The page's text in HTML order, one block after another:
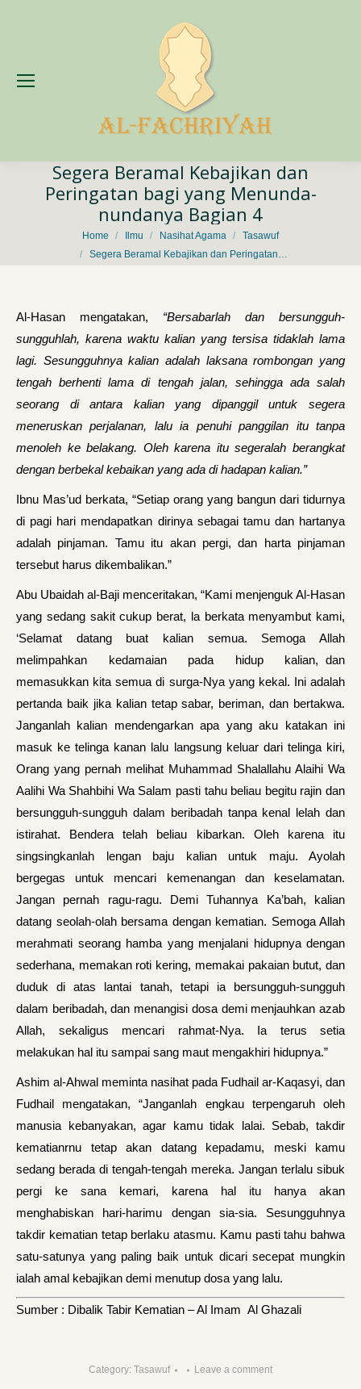
Segera Beramal Kebajikan dan
Peringatan bagi yang Menunda-
nundanya Bagian 4
You are here:Home Ilmu Nasihat Agama
Tasawuf
Segera Beramal Kebajikan dan Peringatan…
Al-Hasan mengatakan, “Bersabarlah dan bersungguh-
sungguhlah, karena waktu kalian yang tersisa tidaklah lama
lagi. Sesungguhnya kalian adalah laksana rombongan yang
tengah berhenti lama di tengah jalan, sehingga ada salah
seorang di antara kalian yang dipanggil untuk segera
meneruskan perjalanan, lalu ia penuhi panggilan itu tanpa
menoleh ke belakang. Oleh karena itu segeralah berangkat
dengan berbekal kebaikan yang ada di hadapan kalian.”
Ibnu Mas’ud berkata, “Setiap orang yang bangun dari tidurnya
di pagi hari mendapatkan dirinya sebagai tamu dan hartanya
adalah pinjaman. Tamu itu akan pergi, dan harta pinjaman
tersebut harus dikembalikan.”
Abu Ubaidah al-Baji menceritakan, “Kami menjenguk Al-Hasan
yang sedang sakit cukup berat, la berkata menyambut kami,
‘Selamat datang buat kalian semua. Semoga Allah
melimpahkan kedamaian pada hidup kalian, dan
memasukkan kita semua di surga-Nya yang kekal. Ini adalah
pertanda baik jika kalian tetap sabar, beriman, dan bertakwa.
Janganlah kalian mendengarkan apa yang aku katakan ini
masuk ke telinga kanan lalu langsung keluar dari telinga kiri,
Orang yang pernah melihat Muhammad Shalallahu Alaihi Wa
Aalihi Wa Shahbihi Wa Salam pasti tahu beliau begitu rajin dan
bersungguh-sungguh dalam beribadah tanpa kenal lelah dan
istirahat. Bendera telah beliau kibarkan. Oleh karena itu
singsingkanlah lengan baju kalian untuk maju. Ayolah
bergegas untuk mencari kemenangan dan keselamatan.
Jangan pernah ragu-ragu. Demi Tuhannya Ka’bah, kalian
datang seolah-olah bersama dengan kematian. Semoga Allah
merahmati seorang hamba yang menjalani hidupnya dengan
sederhana, memakan roti kering, memakai pakaian butut, dan
duduk di atas lantai tanah, tetapi ia bersungguh-sungguh
dalam beribadah, dan menangisi dosa demi menjauhkan azab
Allah, sekaligus mencari rahmat-Nya. Ia terus setia
melakukan hal itu sampai sang maut mengakhiri hidupnya.”
Ashim al-Ahwal meminta nasihat pada Fudhail ar-Kaqasyi, dan
Fudhail mengatakan, “Janganlah engkau terpengaruh oleh
manusia kebanyakan, agar kamu tidak lalai. Sebab, takdir
kematianrnu tetap akan datang kepadamu, meski kamu
sedang berada di tengah-tengah mereka. Jangan terlalu sibuk
pergi ke sana kemari, karena hal itu hanya akan
menghabiskan hari-harimu dengan sia-sia. Sesungguhnya
takdir kematian tetap berlaku atasmu. Kamu pasti tahu bahwa
satu-satunya yang paling baik untuk dicari secepat mungkin
ialah amal kebajikan demi menutup dosa yang lalu.
Sumber : Dibalik Tabir Kematian – Al Imam Al Ghazali
Category: Tasawuf Leave a comment